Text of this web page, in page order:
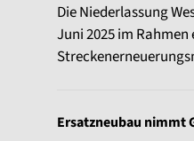
Die Niederlassung
Juni 2025 im
Ersatzneubau nimmt